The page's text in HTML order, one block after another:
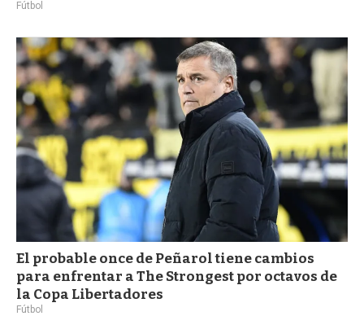
Fútbol
El probable once de Peñarol tiene cambios
para enfrentar a The Strongest por octavos de
la Copa Libertadores
Fútbol